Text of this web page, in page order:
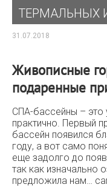
ТЕРМАЛЬНЫХ
31.07.2018
Живописные
подаренные
СПА-бассейны – это
практично. Первый
бассейн появился
году, а вот само
еще задолго до
так как изначально
предложила нам…